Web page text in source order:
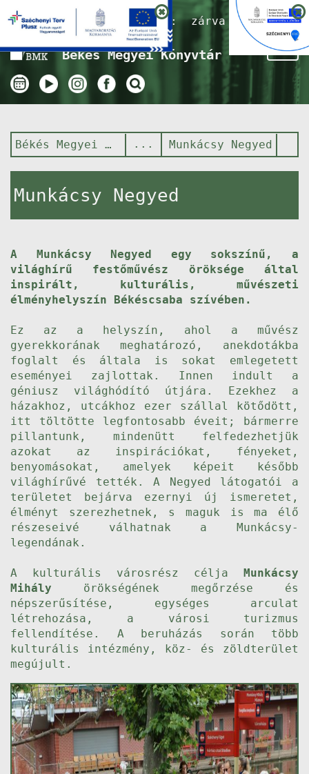
Nyitvatartás ma:zárva
Békés Megyei Könyvtár
Békés Megyei Könyvtár Munkácsy Negyed
Munkácsy Negyed
A Munkácsy Negyed egy sokszínű, a
világhírű festőművész öröksége által
inspirált, kulturális, művészeti
élményhelyszín Békéscsaba szívében.
Ez az a helyszín, ahol a művész
gyerekkorának meghatározó, anekdotákba
foglalt és általa is sokat emlegetett
eseményei zajlottak. Innen indult a
géniusz világhódító útjára. Ezekhez a
házakhoz, utcákhoz ezer szállal kötődött,
itt töltötte legfontosabb éveit; bármerre
pillantunk, mindenütt felfedezhetjük
azokat az inspirációkat, fényeket,
benyomásokat, amelyek képeit később
világhírűvé tették. A Negyed látogatói a
területet bejárva ezernyi új ismeretet,
élményt szerezhetnek, s maguk is ma élő
részeseivé válhatnak a Munkácsy-
legendának.
A kulturális városrész célja Munkácsy
Mihály örökségének megőrzése és
népszerűsítése, egységes arculat
létrehozása, a városi turizmus
fellendítése. A beruházás során több
kulturális intézmény, köz- és zöldterület
megújult.